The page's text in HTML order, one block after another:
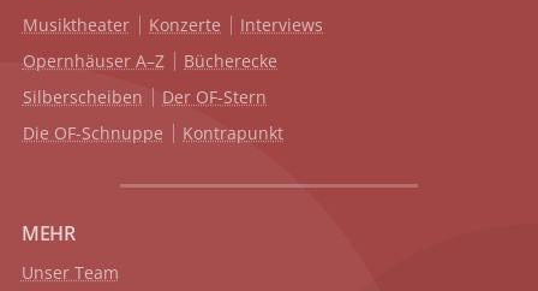
Musiktheater Konzerte
Interviews
Opernhäuser A–Z
Bücherecke
Silberscheiben
Der OF-Stern
Die OF-Schnuppe
Kontrapunkt
MEHR
Unser Team